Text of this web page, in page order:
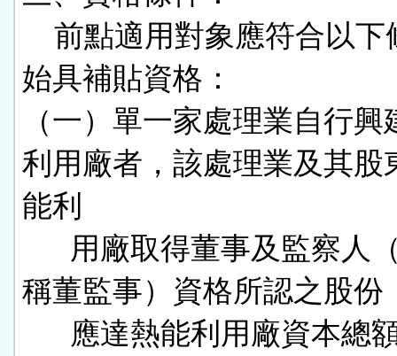
始具補貼資格：
（一）單一家處理業自行興
利用廠者，該處理業及其股
能利
稱董監事）資格所認之股份